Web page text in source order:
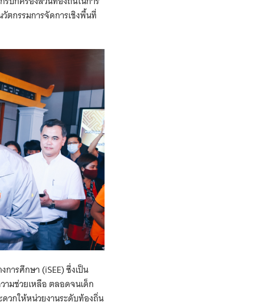
ตกรรมการจัดการเชิงพื้นที่
ารศึกษา (iSEE) ซึ่งเป็น
ามช่วยเหลือ ตลอดจนเด็ก
วกให้หน่วยงานระดับท้องถิ่น